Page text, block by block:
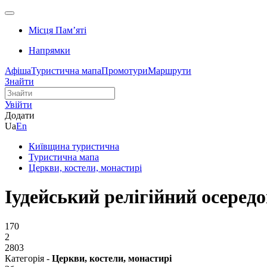
Місця Памʼяті
Напрямки
АфішаТуристична мапаПромотуриМаршрути
Знайти
Увійти
Додати
UaEn
Київщина туристична
Туристична мапа
Церкви, костели, монастирі
Іудейський релігійний
170
2
2803
Категорія - Церкви, костели, монастирі